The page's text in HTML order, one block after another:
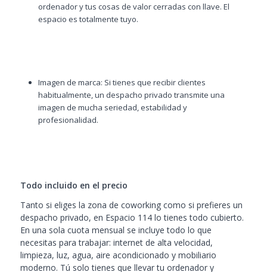
ordenador y tus cosas de valor cerradas con llave. El
espacio es totalmente tuyo.
Imagen de marca: Si tienes que recibir clientes
habitualmente, un despacho privado transmite una
imagen de mucha seriedad, estabilidad y
profesionalidad.
Todo incluido en el precio
Tanto si eliges la zona de coworking como si prefieres un
despacho privado, en Espacio 114 lo tienes todo cubierto.
En una sola cuota mensual se incluye todo lo que
necesitas para trabajar: internet de alta velocidad,
limpieza, luz, agua, aire acondicionado y mobiliario
moderno. Tú solo tienes que llevar tu ordenador y